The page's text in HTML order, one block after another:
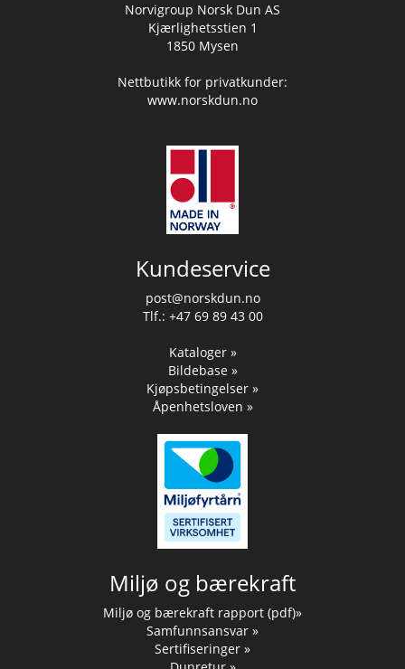
Norvigroup Norsk Dun AS
Kjærlighetsstien 1
1850 Mysen
Nettbutikk for privatkunder:
www.norskdun.no
Kundeservice
post@norskdun.no
Tlf.: +47 69 89 43 00
Kataloger »
Bildebase »
Kjøpsbetingelser »
Åpenhetsloven »
Miljø og bærekraft
Miljø og bærekraft rapport (pdf)»
Samfunnsansvar »
Sertifiseringer »